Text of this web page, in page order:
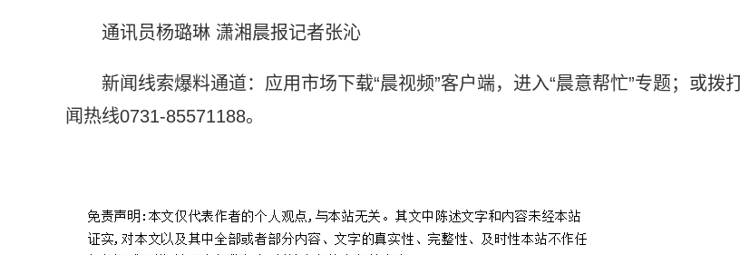
通讯员杨璐琳 潇湘晨报记者张沁
新闻线索爆料通道：应用市场下载“晨视频”客户端，进入“晨意帮忙”专题；或拨
闻热线0731-85571188。